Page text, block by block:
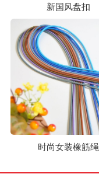
新国风盘扣
时尚女装橡筋绳